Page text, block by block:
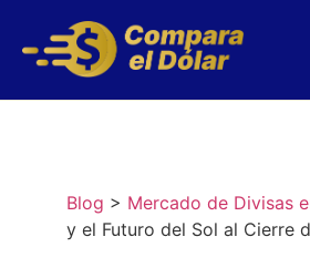
Blog > Mercado de Divisas
y el Futuro del Sol al Cierre